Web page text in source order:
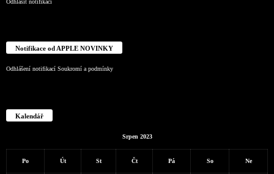
Notifikace od APPLE NOVINKY
Odhlášení notifikací Soukromí a podmínky
Kalendář
Srpen 2023
Po Út St Čt Pá So Ne